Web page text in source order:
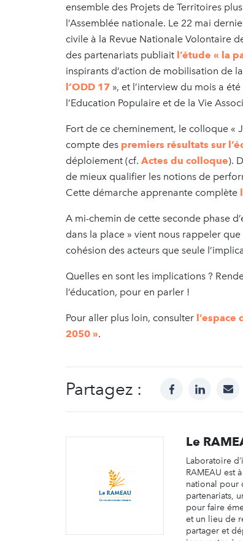
ensemble des Projets de Territoires
l’Assemblée nationale. Le 22 mai
civile à la Revue Nationale Volontaire
des partenariats publiait l’étude « la
inspirants d’action de mobilisation de
l’ODD 17 », et l’interview du mois a
l’Education Populaire et de la Vie
Fort de ce cheminement, le colloque «
compte des premiers résultats sur
déploiement (cf. Actes du colloque).
de mieux qualifier les notions de
Cette démarche apprenante complète
A mi-chemin de cette seconde phase
dans la place » vient nous rappeler
cohésion des acteurs que seule
Quelles en sont les implications ?
l’éducation, pour en parler !
Pour aller plus loin, consulter l’espace
2050 ».
Partagez : facebooklinkedinmail
Le
Laboratoire
RAMEAU est
national pour
partenariats,
pour faire
et un lieu de
partager et